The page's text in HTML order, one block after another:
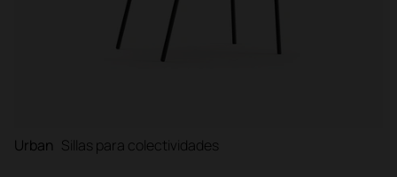
Urban Sillas para colectividades